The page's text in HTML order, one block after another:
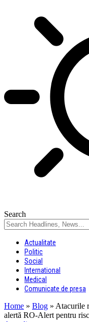
Search
Actualitate
Politic
Social
International
Medical
Comunicate de presa
Home » Blog » Atacurile
alertă RO-Alert pentru